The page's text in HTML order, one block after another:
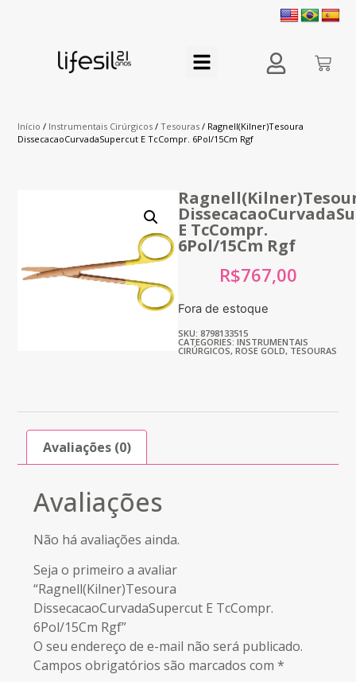
Início / Instrumentais Cirúrgicos /Tesouras / Ragnell(Kilner)Tesoura
DissecacaoCurvadaSupercut E TcCompr. 6Pol/15Cm Rgf
E TcCompr.
6Pol/15Cm Rgf
R$767,00
Fora de estoque
SKU: 8798133515
CATEGORIES: INSTRUMENTAIS
CIRÚRGICOS, ROSE GOLD, TESOURAS
Avaliações (0)
Avaliações
Não há avaliações ainda.
Seja o primeiro a avaliar
“Ragnell(Kilner)Tesoura
DissecacaoCurvadaSupercut E TcCompr.
6Pol/15Cm Rgf”
O seu endereço de e-mail não será publicado.
Campos obrigatórios são marcados com*